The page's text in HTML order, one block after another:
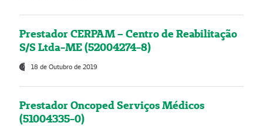
Prestador CERPAM – Centro de Reabilitação
S/S Ltda-ME (52004274-8)
18 de Outubro de 2019
Prestador Oncoped Serviços Médicos
(51004335-0)